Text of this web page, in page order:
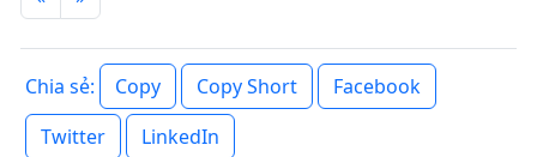
Chia sẻ: Copy Copy Short
Facebook
Twitter
LinkedIn